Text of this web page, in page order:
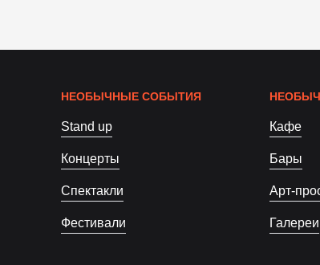
НЕОБЫЧНЫЕ СОБЫТИЯ
Stand up
Концерты
Спектакли
Фестивали
Кафе
Бары
Арт-
Галереи